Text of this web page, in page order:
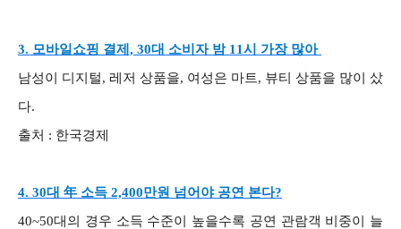
3. 모바일쇼핑 결제, 30대 소비자 밤 11시 가장 많아
남성이 디지털, 레저 상품을, 여성은 마트, 뷰티 상품을 많이 샀
다.
출처 : 한국경제
4. 30대 年 소득 2,400만원 넘어야 공연 본다?
40~50대의 경우 소득 수준이 높을수록 공연 관람객 비중이 늘